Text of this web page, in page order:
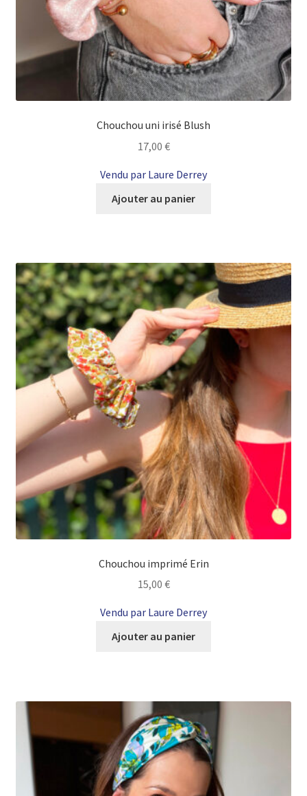
Chouchou uni irisé Blush
17,00 €
Vendu par Laure Derrey
Ajouter au panier
Chouchou imprimé Erin
15,00 €
Vendu par Laure Derrey
Ajouter au panier